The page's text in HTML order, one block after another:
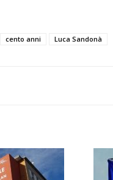
cento anni Luca Sandonà